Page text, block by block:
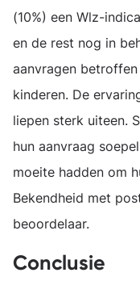
(10%) een Wlz-
en de rest nog in
aanvragen
kinderen. De
liepen sterk uiteen.
hun aanvraag
moeite hadden om
Bekendheid met
beoordelaar.
Conclusie